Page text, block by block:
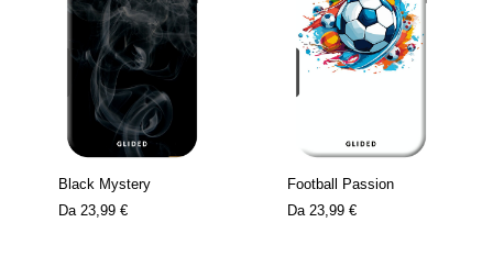
Black Mystery
Da 23,99 €
Football Passion
Da 23,99 €